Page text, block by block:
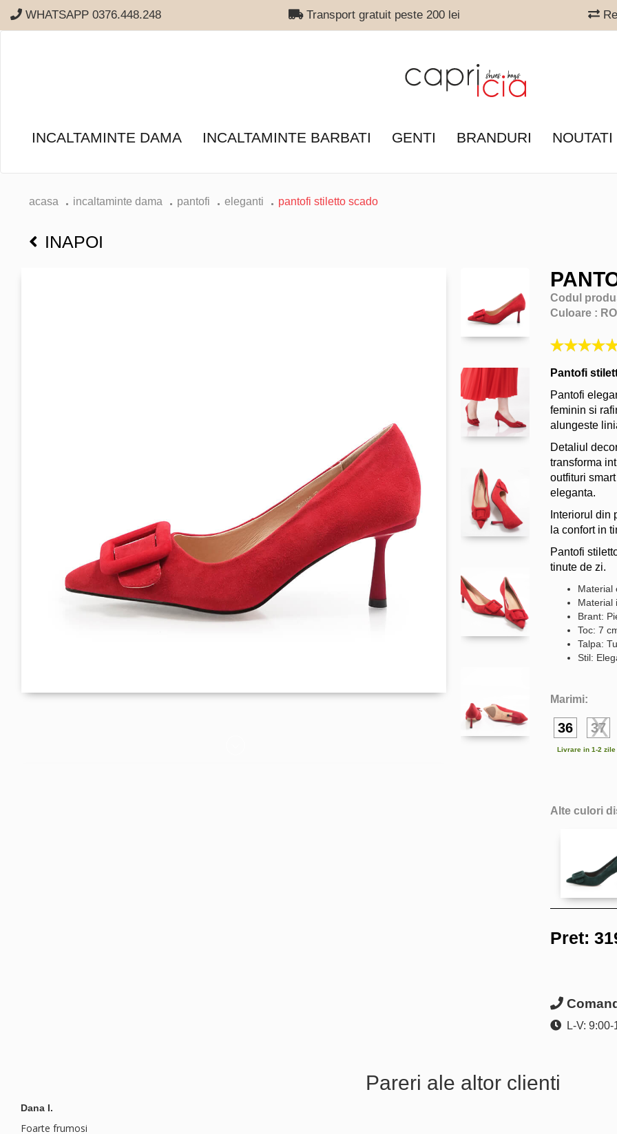
WHATSAPP 0376.448.248 Transport gratuit peste 200 lei
INCALTAMINTE DAMA INCALTAMINTE BARBATI GENTI BRANDURI NOUTATI
acasa incaltaminte dama pantofi eleganti pantofi stiletto scado
INAPOI
Codul
Culoare :
Pantofi
Pantofi
feminin si
alungeste
Detaliul
transforma
outfituri
eleganta.
Interiorul din
la confort in
Pantofi
tinute de zi.
Material
Material
Brant:
Toc: 7
Talpa:
Stil:
Marimi:
36 37
Livrare in 1-2
Alte culori
Pret:
L-V: 9:00-
Pareri ale altor clienti
Dana I.
Foarte frumosi